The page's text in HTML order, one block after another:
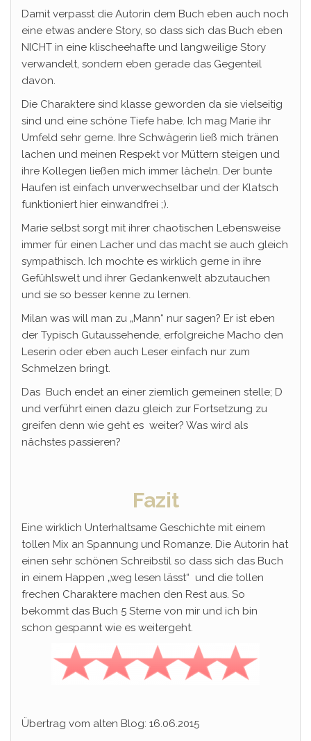
Damit verpasst die Autorin dem Buch eben auch noch
eine etwas andere Story, so dass sich das Buch eben
NICHT in eine klischeehafte und langweilige Story
verwandelt, sondern eben gerade das Gegenteil
davon.
Die Charaktere sind klasse geworden da sie vielseitig
sind und eine schöne Tiefe habe. Ich mag Marie ihr
Umfeld sehr gerne. Ihre Schwägerin ließ mich tränen
lachen und meinen Respekt vor Müttern steigen und
ihre Kollegen ließen mich immer lächeln. Der bunte
Haufen ist einfach unverwechselbar und der Klatsch
funktioniert hier einwandfrei ;).
Marie selbst sorgt mit ihrer chaotischen Lebensweise
immer für einen Lacher und das macht sie auch gleich
sympathisch. Ich mochte es wirklich gerne in ihre
Gefühlswelt und ihrer Gedankenwelt abzutauchen
und sie so besser kenne zu lernen.
Milan was will man zu „Mann“ nur sagen? Er ist eben
der Typisch Gutaussehende, erfolgreiche Macho den
Leserin oder eben auch Leser einfach nur zum
Schmelzen bringt.
Das Buch endet an einer ziemlich gemeinen stelle; D
und verführt einen dazu gleich zur Fortsetzung zu
greifen denn wie geht es weiter? Was wird als
nächstes passieren?
Fazit
Eine wirklich Unterhaltsame Geschichte mit einem
tollen Mix an Spannung und Romanze. Die Autorin hat
einen sehr schönen Schreibstil so dass sich das Buch
in einem Happen „weg lesen lässt“ und die tollen
frechen Charaktere machen den Rest aus. So
bekommt das Buch 5 Sterne von mir und ich bin
schon gespannt wie es weitergeht.
Übertrag vom alten Blog: 16.06.2015